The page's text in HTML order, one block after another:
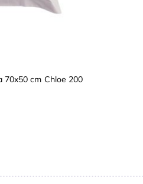
70x50 cm Chloe 200